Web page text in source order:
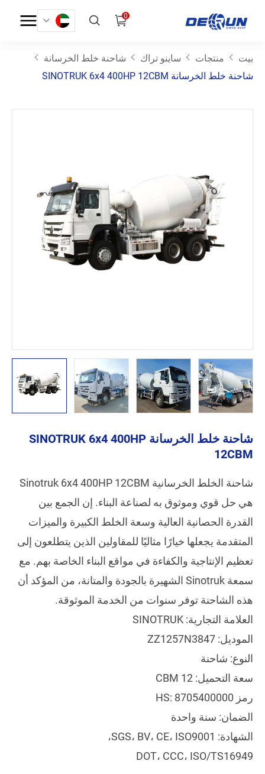
0
بيت منتجات ساينو تراك
شاحنة خلط الخرسانة
شاحنة خلط الخرسانة SINOTRUK 6x4 400HP 12CBM
شاحنة خلط الخرسانة SINOTRUK 6x4 400HP
12CBM
شاحنة الخلط الخرسانية Sinotruk 6x4 400HP 12CBM
هي حل قوي وموثوق به لصناعة البناء. إن الجمع بين
القدرة الحصانية العالية وسعة الخلط الكبيرة والميزات
المتقدمة يجعلها خيارًا مثاليًا للمقاولين الذين يتطلعون إلى
تعظيم الإنتاجية والكفاءة في مواقع البناء الخاصة بهم. مع
سمعة Sinotruk الشهيرة بالجودة والمتانة، من المؤكد أن
هذه الشاحنة توفر سنوات من الخدمة الموثوقة.
العلامة التجارية: SINOTRUK
الموديل: ZZ1257N3847
النوع: شاحنة
سعة التحميل: 12 CBM
رمز HS: 8705400000
الضمان: سنة واحدة
الشهادة: SGS، BV، CE، ISO9001،
DOT، CCC، ISO/TS16949